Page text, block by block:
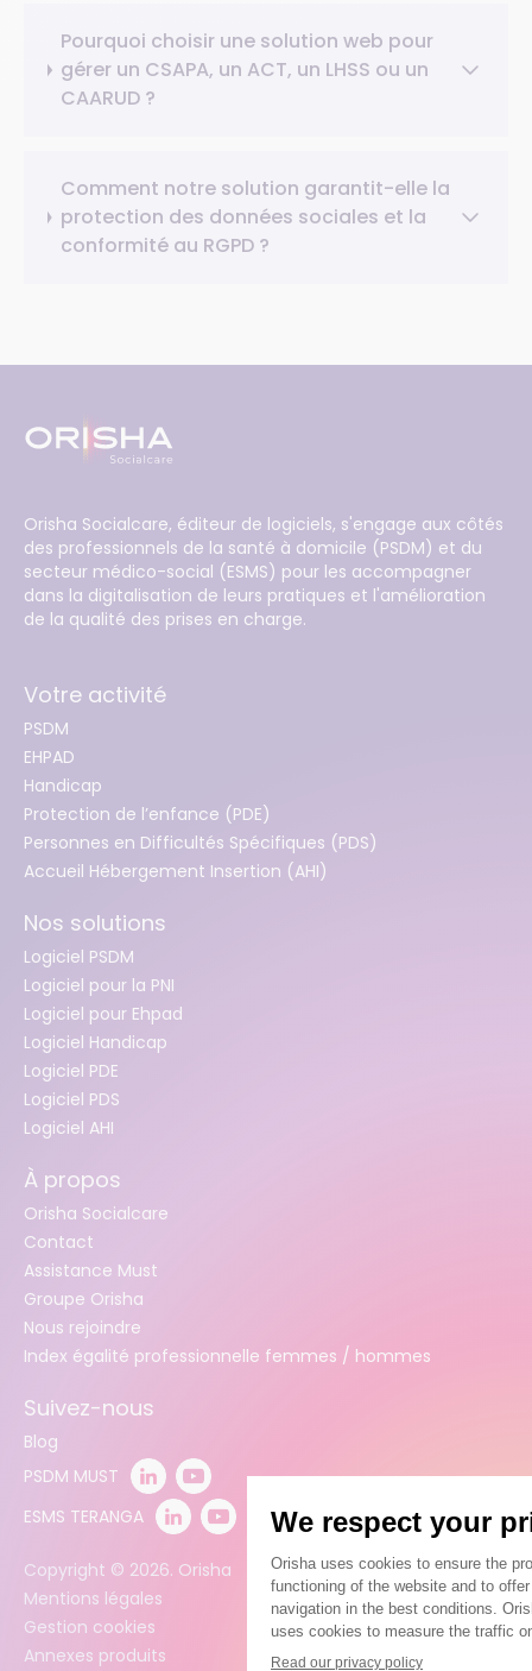
Pourquoi choisir une solution web pour
gérer un CSAPA, un ACT, un LHSS ou un
CAARUD ?
Comment notre solution garantit-elle la
protection des données sociales et la
conformité au RGPD ?
Orisha Socialcare, éditeur de logiciels, s'engage aux côtés
des professionnels de la santé à domicile (PSDM) et du
secteur médico-social (ESMS) pour les accompagner
dans la digitalisation de leurs pratiques et l'amélioration
de la qualité des prises en charge.
Votre activité
PSDM
EHPAD
Handicap
Protection de l’enfance (PDE)
Personnes en Difficultés Spécifiques (PDS)
Accueil Hébergement Insertion (AHI)
Nos solutions
Logiciel PSDM
Logiciel pour la PNI
Logiciel pour Ehpad
Logiciel Handicap
Logiciel PDE
Logiciel PDS
Logiciel AHI
À propos
Orisha Socialcare
Contact
Assistance Must
Groupe Orisha
Nous rejoindre
Index égalité professionnelle femmes / hommes
Suivez-nous
Blog
PSDM MUST
ESMS TERANGA
Copyright © 2026. Orisha
Mentions légales
Gestion cookies
Annexes produits